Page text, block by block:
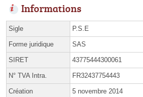
Informations
Sigle P.S.E
Forme juridique SAS
SIRET 43775444300061
N° TVA Intra. FR32437754443
Création 5 novembre 2014